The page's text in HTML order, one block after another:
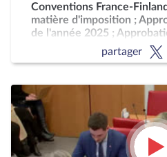
Conventions France-
matière d'imposition ;
de l'année 2025 ;
sécurité sociale de l'année
partager